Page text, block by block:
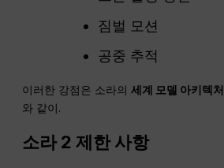
짐벌 모션
공중 추적
이러한 강점은 소라의세계 모델 아키텍처
와 같이.
소라 2 제한 사항